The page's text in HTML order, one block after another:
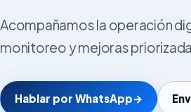
Acompañamos la operación
monitoreo y mejoras
Hablar por WhatsApp→